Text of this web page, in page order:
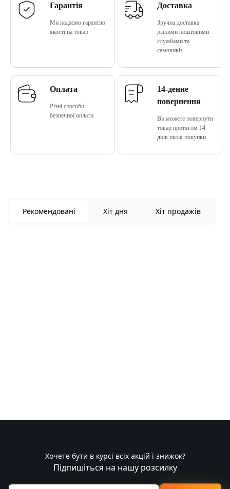
Гарантія
Ми надаємо гарантію
якості на товар
Доставка
Зручна доставка
різними поштовими
службами та
самовивіз
Оплата
Різні способи
безпечної оплати
14-денне
повернення
Ви можете повернути
товар протягом 14
днів після покупки
Рекомендовані Хіт дня Хіт продажів
Хочете бути в курсі всіх акцій і знижок?
Підпишіться на нашу розсилку